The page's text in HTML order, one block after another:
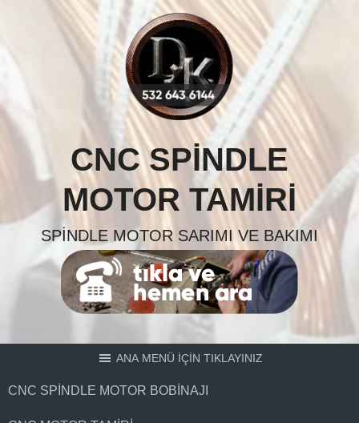
CNC SPINDLE
MOTOR TAMIRI
SPINDLE MOTOR SARIMI VE BAKIMI
ANA MENÜ İÇİN TIKLAYINIZ
CNC SPINDLE MOTOR BOBINAJI